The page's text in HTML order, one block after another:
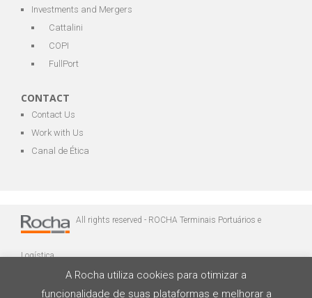
Investments and Mergers
Cattalini
COPI
FullPort
CONTACT
Contact Us
Work with Us
Canal de Ética
All rights reserved - ROCHA Terminais Portuários e
Logística
A Rocha utiliza cookies para otimizar a
funcionalidade de suas plataformas e melhorar a